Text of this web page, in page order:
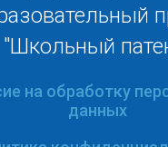
"Школьный
на обработку
данных